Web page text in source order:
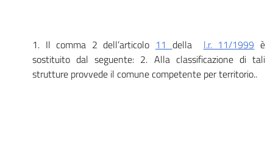
1. Il comma 2 dell’articolo 11 della l.r. 11/1999 è
sostituito dal seguente: 2. Alla classificazione di tali
strutture provvede il comune competente per territorio..